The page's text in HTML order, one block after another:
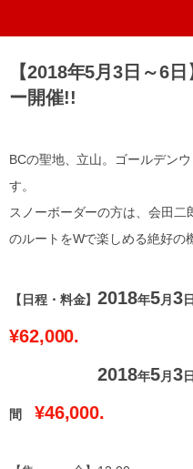
【2018年5月3日～6
ー開催!!
BCの聖地、立山。ゴールデン
す。
スノーボーダーの方は、会田
のルートをWで楽しめる絶好の
【日程・料金】2018年5月 3
¥62,000.
2018年5月 3
間 ¥46,000.